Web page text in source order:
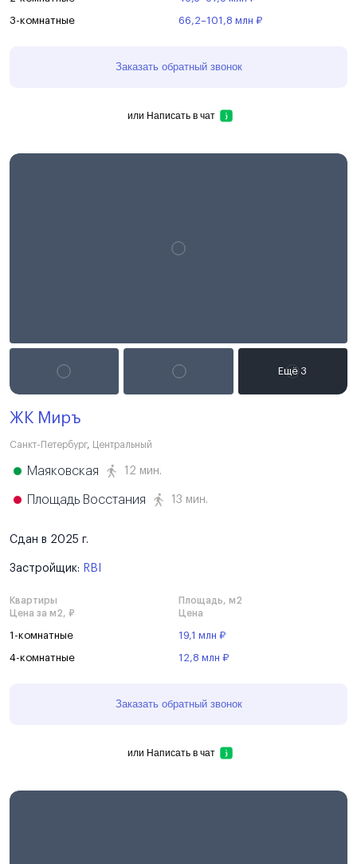
3-комнатные 66,2–101,8 млн ₽
Заказать обратный звонок
или Написать в чат
ЖК Миръ
Санкт-Петербург, Центральный
Маяковская 12 мин.
Площадь Восстания 13 мин.
Сдан в 2025 г.
Застройщик: RBI
Квартиры
Площадь, м2
Цена за м2, ₽
Цена
1-комнатные 19,1 млн ₽
4-комнатные 12,8 млн ₽
Заказать обратный звонок
или Написать в чат